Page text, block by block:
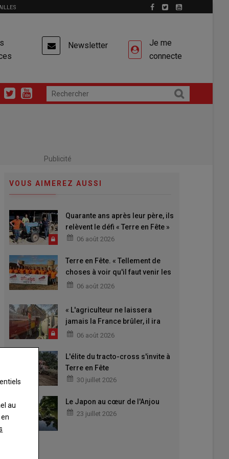
Newsletter
Je me
connecte
Publicité
VOUS AIMEREZ AUSSI
Quarante ans après leur père, ils
relèvent le défi « Terre en Fête »
06 août 2026
Terre en Fête. « Tellement de
choses à voir qu'il faut venir les
deux jours »
06 août 2026
« L'agriculteur ne laissera
jamais la France brûler, il ira
aider »06 août 2026
L'élite du tracto-cross s'invite à
Terre en Fête
30 juillet 2026
Le Japon au cœur de l'Anjou
23 juillet 2026
au